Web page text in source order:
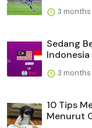
3 months
Sedang
Indonesia
3 months
10 Tips
Menurut